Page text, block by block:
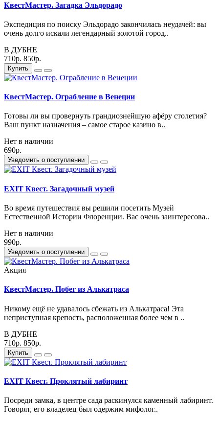
КвестМастер. Загадка Эльдорадо
Экспедиция по поиску Эльдорадо закончилась неудачей: вы
очень долго искали легендарный золотой город..
В ДУБНЕ
710р. 850р.
Купить
КвестМастер. Ограбление в Венеции
Готовы ли вы провернуть грандиознейшую афёру столетия?
Ваш пункт назначения – самое старое казино в..
Нет в наличии
690р.
Уведомить о поступлении
EXIT Квест. Загадочный музей
Во время путешествия вы решили посетить Музей
Естественной Истории Флоренции. Вас очень заинтересова..
Нет в наличии
990р.
Уведомить о поступлении
Акция
КвестМастер. Побег из Алькатраса
Никому ещё не удавалось сбежать из Алькатраса! Эта
неприступная крепость, расположенная более чем в ..
В ДУБНЕ
710р. 850р.
Купить
EXIT Квест. Проклятый лабиринт
Посреди замка, в центре сада раскинулся каменный лабиринт.
Говорят, его владелец был одержим мифолог..